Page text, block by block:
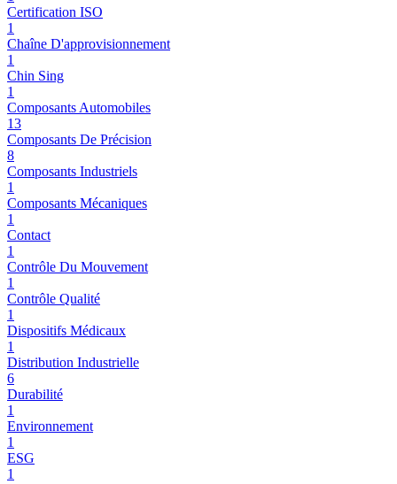
Certification ISO
1
Chaîne D'approvisionnement
1
Chin Sing
1
Composants Automobiles
13
Composants De Précision
8
Composants Industriels
1
Composants Mécaniques
1
Contact
1
Contrôle Du Mouvement
1
Contrôle Qualité
1
Dispositifs Médicaux
1
Distribution Industrielle
6
Durabilité
1
Environnement
1
ESG
1